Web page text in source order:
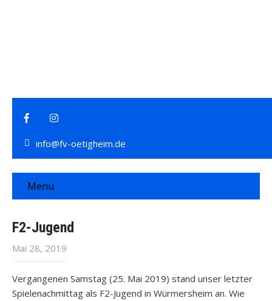
info@fv-oetigheim.de
Menu
F2-Jugend
Mai 28, 2019
Vergangenen Samstag (25. Mai 2019) stand unser letzter
Spielenachmittag als F2-Jugend in Würmersheim an. Wie